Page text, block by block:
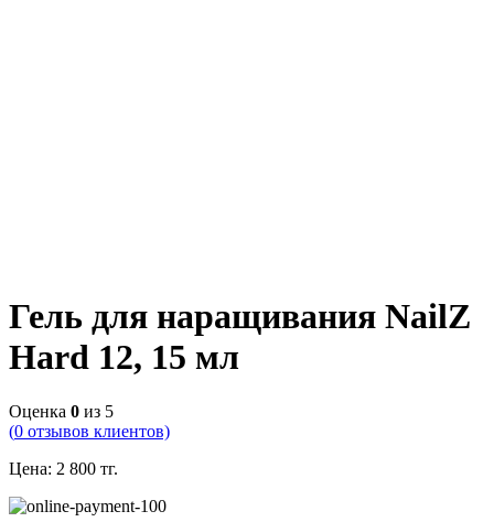
Гель для наращивания NailZ
Hard 12, 15 мл
Оценка 0 из 5
(0 отзывов клиентов)
Цена: 2 800 тг.